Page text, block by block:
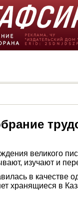
великого
изучают и
в качестве
хранящиеся в